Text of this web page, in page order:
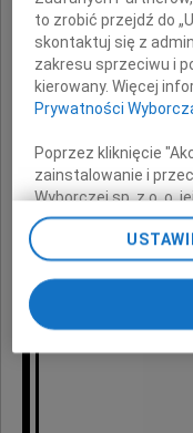
to zrobić przejdź do
skontaktuj się z
zakresu sprzeciwu i
kierowany. Więcej
Prywatności
Poprzez kliknięcie
zainstalowanie i
Wyborczej sp. z o. o.
na Twoim
chwili zmienić swoje
ponownie wywołując
preferencjami dot.
odnośnik
przechodząc do
Zmiana ustawień
pomocą ustawień
My, nasi Zaufani